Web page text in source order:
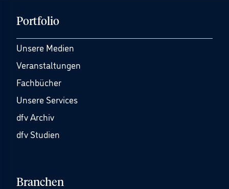
Portfolio
Unsere Medien
Veranstaltungen
Fachbücher
Unsere Services
dfv Archiv
dfv Studien
Branchen